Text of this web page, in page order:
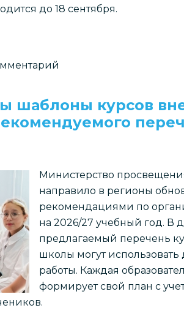
до 18 сентября.
шаблоны курсов
Министерство
направило в регионы
рекомендациями по
на 2026/27 учебный год. В
предлагаемый перечень
школы могут
работы. Каждая
формирует свой план с